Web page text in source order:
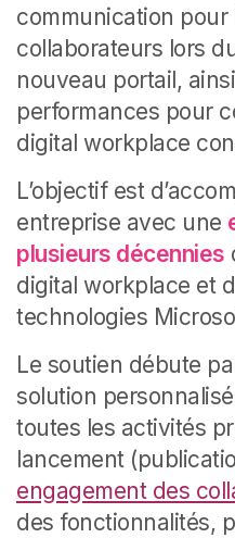
communication pour
collaborateurs lors
nouveau portail,
performances pour
digital workplace
L’objectif est
entreprise avec une
plusieurs décennies
digital workplace et
technologies
Le soutien débute
solution
toutes les activités
lancement
engagement des
des fonctionnalités,